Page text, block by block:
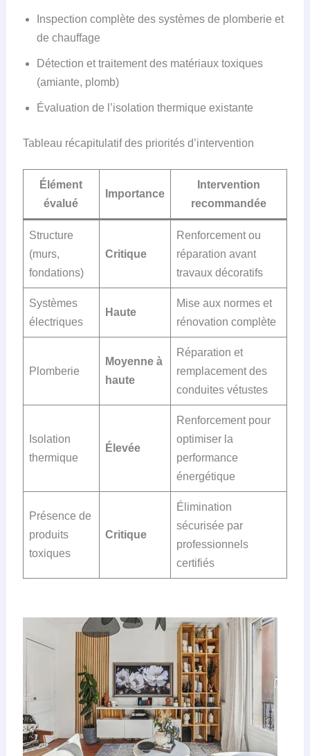
Inspection complète des systèmes de plomberie et
de chauffage
Détection et traitement des matériaux toxiques
(amiante, plomb)
Évaluation de l’isolation thermique existante
Tableau récapitulatif des priorités d’intervention
Élément
évalué
Importance
Intervention
recommandée
Structure
(murs,
fondations)
Critique
Renforcement ou
réparation avant
travaux décoratifs
Systèmes
électriques
Haute
Mise aux normes et
rénovation complète
Plomberie
Moyenne à
haute
Réparation et
remplacement des
conduites vétustes
Isolation
thermique
Élevée
Renforcement pour
optimiser la
performance
énergétique
Présence de
produits
toxiques
Critique
Élimination
sécurisée par
professionnels
certifiés